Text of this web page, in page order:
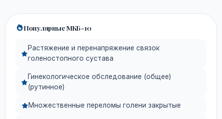
Популярные МКБ-10
Растяжение и перенапряжение связок
голеностопного сустава
Гинекологическое обследование (общее)
(рутинное)
Множественные переломы голени закрытые